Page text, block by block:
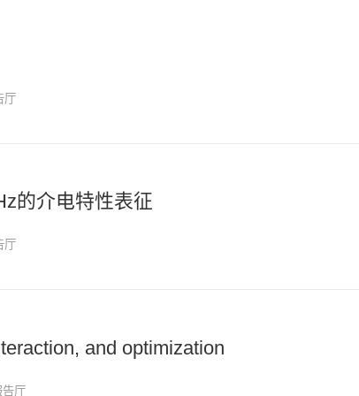
厅
的介电特性表征
厅
and optimization
告厅